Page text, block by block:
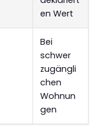
en Wert
Bei
schwer
zugängli
chen
Wohnun
gen